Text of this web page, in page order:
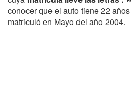
conocer que el auto tiene 22
matriculó en Mayo del año 2004.